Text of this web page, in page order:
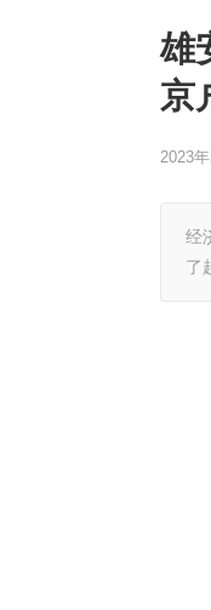
雄
京
2023
经
了